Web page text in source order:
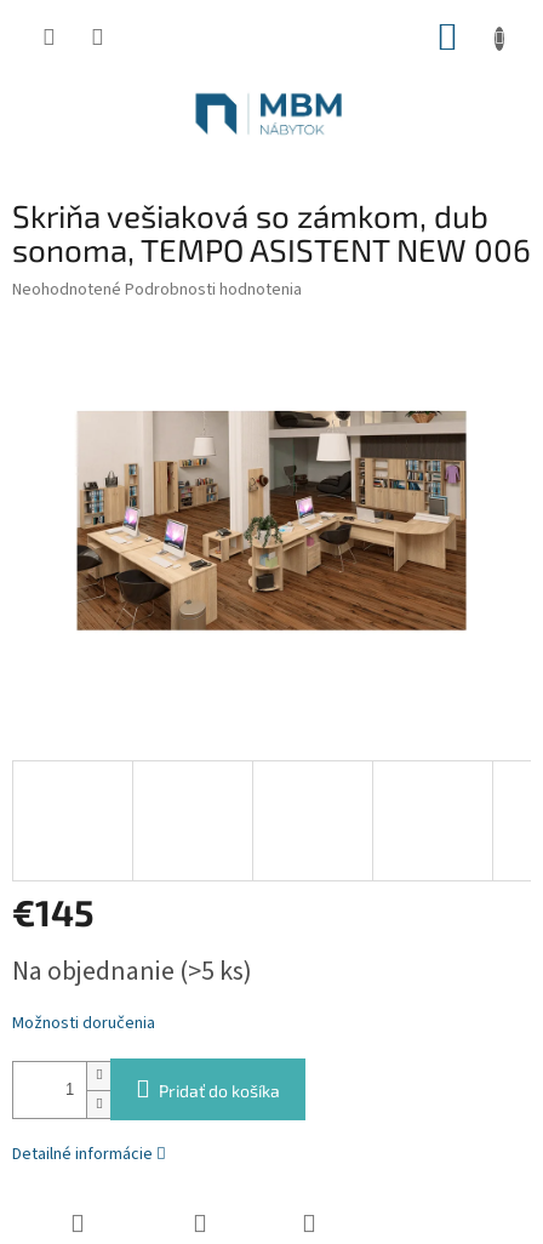
Skriňa vešiaková so zámkom, dub
sonoma, TEMPO ASISTENT NEW 006
Priemerné
Neohodnotené Podrobnosti hodnotenia
€145
cena:
Na objednanie (>5 ks)
Možnosti doručenia
Pridať do košíka
Detailné informácie